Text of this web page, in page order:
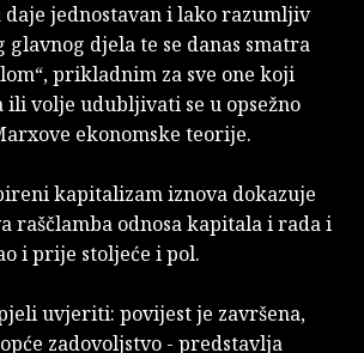
daje jednostavan i lako razumljiv
glavnog djela te se danas smatra
prikladnim za sve one koji
ili volje udubljivati se u opsežno
ekonomske teorije.
kapitalizam iznova dokazuje
raščlamba odnosa kapitala i rada i
i prije stoljeće i pol.
uvjeriti: povijest je završena,
zadovoljstvo - predstavlja